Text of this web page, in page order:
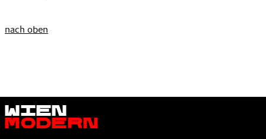
nach oben
Wien
Modern